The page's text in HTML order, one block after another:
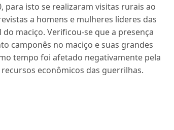
para isto se realizaram visitas rurais ao
a homens e mulheres líderes das
maciço. Verificou-se que a presença
camponês no maciço e suas grandes
tempo foi afetado negativamente pela
econômicos das guerrilhas.